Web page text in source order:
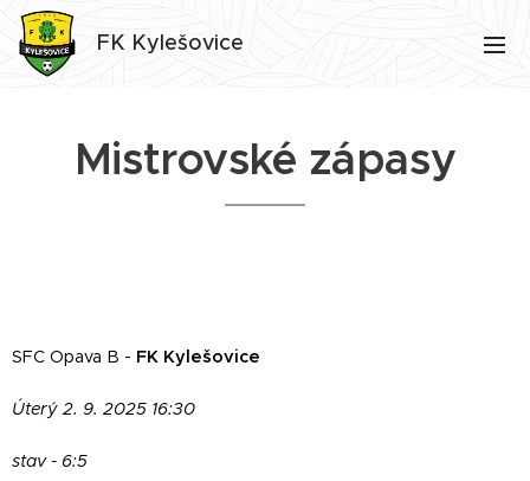
FK Kylešovice
Mistrovské zápasy
SFC Opava B - FK Kylešovice
Úterý 2. 9. 2025 16:30
stav - 6:5